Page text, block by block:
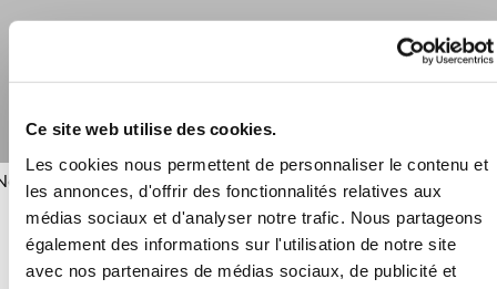
Ce site web utilise des cookies.
Les cookies nous permettent de personnaliser le contenu et
les annonces, d'offrir des fonctionnalités relatives aux
médias sociaux et d'analyser notre trafic. Nous partageons
également des informations sur l'utilisation de notre site
avec nos partenaires de médias sociaux, de publicité et
Sous-titre
installons de nombreux matériels de froid commercial
industriel :
- Chambres froides positives ou négatives tous volumes,
- Vitrines réfrigérées standard /sur mesure,